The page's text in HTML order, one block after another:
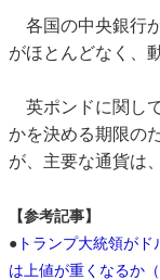
各国の中央銀行
がほとんどなく、
英ポンドに関し
かを決める期限の
が、主要な通貨は
【参考記事】
● トランプ大統領が
は上値が重くなるか